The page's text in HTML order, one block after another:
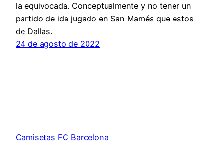
la equivocada. Conceptualmente y no tener un
partido de ida jugado en San Mamés que estos
de Dallas.
24 de agosto de 2022
Camisetas FC Barcelona